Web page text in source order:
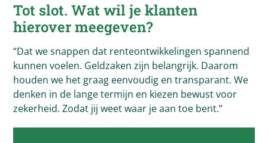
Tot slot. Wat wil je klanten
hierover meegeven?
“Dat we snappen dat renteontwikkelingen spannend
kunnen voelen. Geldzaken zijn belangrijk. Daarom
houden we het graag eenvoudig en transparant. We
denken in de lange termijn en kiezen bewust voor
zekerheid. Zodat jij weet waar je aan toe bent.”